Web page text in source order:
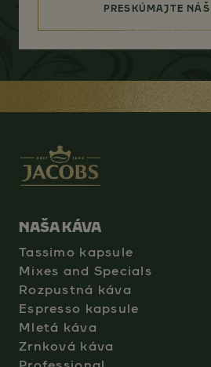
PRESKÚMAJTE
NAŠA KÁVA
Tassimo kapsule
Mixes and Specials
Rozpustná káva
Espresso kapsule
Mletá káva
Zrnková káva